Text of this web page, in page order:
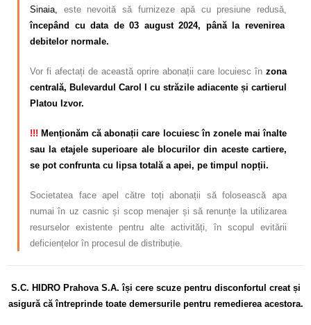
Sinaia, este nevoită să furnizeze apă cu presiune redusă,
începând cu data de 03 august 2024, până la revenirea
debitelor normale.
Vor fi afectați de această oprire abonații care locuiesc în zona
centrală, Bulevardul Carol I cu străzile adiacente și cartierul
Platou Izvor.
!!! Menționăm că abonații care locuiesc în zonele mai înalte
sau la etajele superioare ale blocurilor din aceste cartiere,
se pot confrunta cu lipsa totală a apei, pe timpul nopții.
Societatea face apel către toți abonații să folosească apa
numai în uz casnic și scop menajer și să renunțe la utilizarea
resurselor existente pentru alte activități, în scopul evitării
deficiențelor în procesul de distribuție.
S.C. HIDRO Prahova S.A. își cere scuze pentru disconfortul creat și
asigură că întreprinde toate demersurile pentru remedierea acestora.